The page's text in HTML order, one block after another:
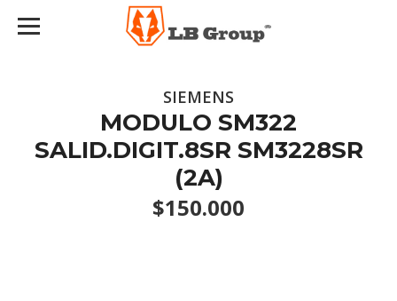
SIEMENS
MODULO SM322
SALID.DIGIT.8SR SM3228SR
(2A)
$150.000